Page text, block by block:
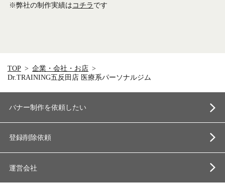
※弊社の制作実績はコチラです
TOP
企業・会社・お店
Dr.TRAINING五反田店 医療系パーソナルジム
バナー制作を依頼したい
登録削除依頼
運営会社